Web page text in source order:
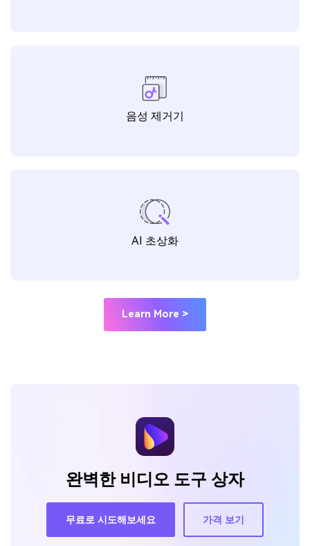
음성 제거기
AI 초상화
Learn More >
완벽한 비디오 도구 상자
무료로 시도해보세요 가격 보기